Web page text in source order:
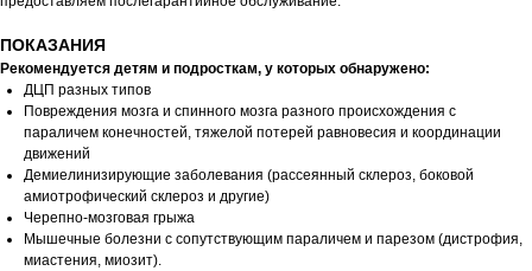
ПОКАЗАНИЯ
Рекомендуется детям и подросткам, у которых обнаружено:
ДЦП разных типов
Повреждения мозга и спинного мозга разного происхождения с
параличем конечностей, тяжелой потерей равновесия и координации
движений
Демиелинизирующие заболевания (рассеянный склероз, боковой
амиотрофический склероз и другие)
Черепно-мозговая грыжа
Мышечные болезни с сопутствующим параличем и парезом (дистрофия,
миастения, миозит).